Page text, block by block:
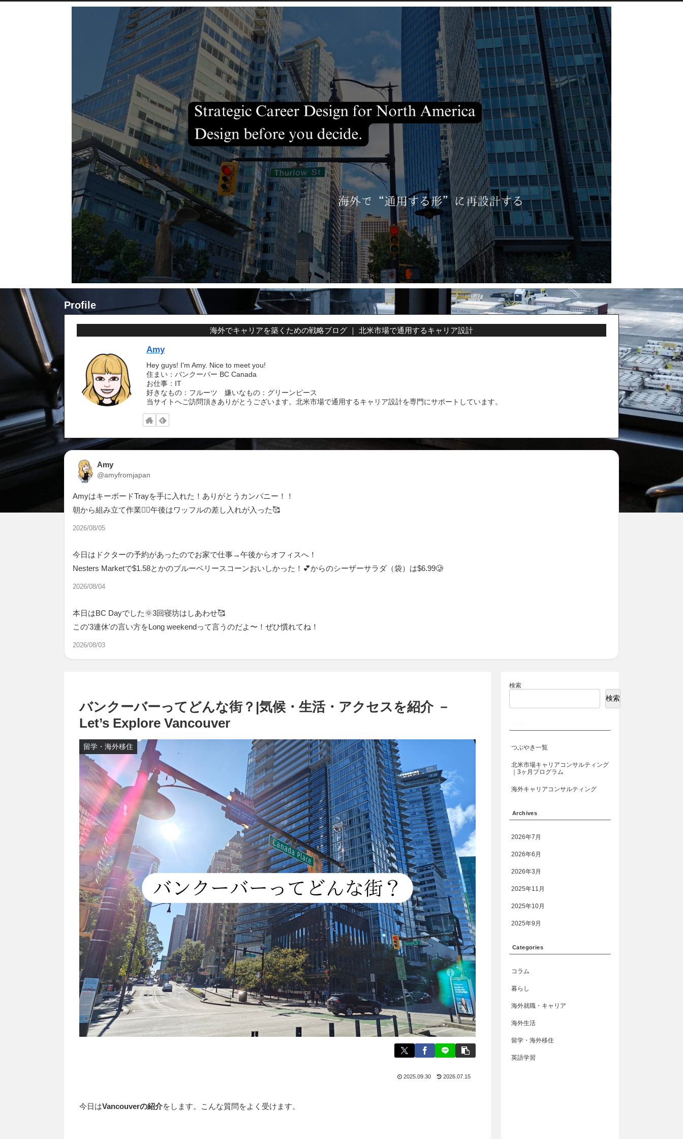
Profile
海外でキャリアを築くための戦略ブログ ｜ 北米市場で通用するキャリア設計
Amy
Hey guys! I'm Amy. Nice to meet you!
住まい：バンクーバー BC Canada
お仕事：IT
好きなもの：フルーツ 嫌いなもの：グリーンピース
当サイトへご訪問頂きありがとうございます。北米市場で通用するキャリア設計を専門にサポートしています。
Amy
@amyfromjapan
AmyはキーボードTrayを手に入れた！ありがとうカンパニー！！
朝から組み立て作業👷‍♂️午後はワッフルの差し入れが入った🥰
2026/08/05
今日はドクターの予約があったのでお家で仕事→午後からオフィスへ！
Nesters Marketで$1.58とかのブルーベリースコーンおいしかった！💕からのシーザーサラダ（袋）は$6.99🥲
2026/08/04
本日はBC Dayでした🌞3回寝坊はしあわせ🥰
この'3連休'の言い方をLong weekendって言うのだよ〜！ぜひ慣れてね！
2026/08/03
バンクーバーってどんな街？|気候・生活・アクセスを紹介 －
Let’s Explore Vancouver
留学・海外移住
2025.09.30 2026.07.15
今日はVancouverの紹介をします。こんな質問をよく受けます。
検索
検索
つぶやき一覧
北米市場キャリアコンサルティング
｜3ヶ月プログラム
海外キャリアコンサルティング
Archives
2026年7月
2026年6月
2026年3月
2025年11月
2025年10月
2025年9月
Categories
コラム
暮らし
海外就職・キャリア
海外生活
留学・海外移住
英語学習